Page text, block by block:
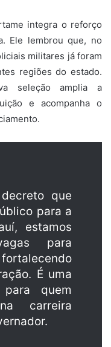
integra o reforço
Ele lembrou que, no
militares já foram
regiões do estado.
seleção amplia a
e acompanha o
que
para a
estamos
para
É uma
para quem
carreira